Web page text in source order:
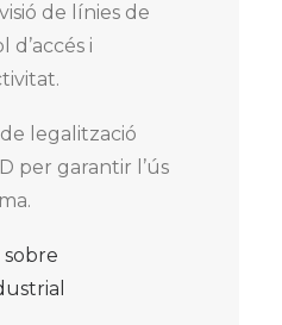
de línies de
i
legalització
per garantir l’ús